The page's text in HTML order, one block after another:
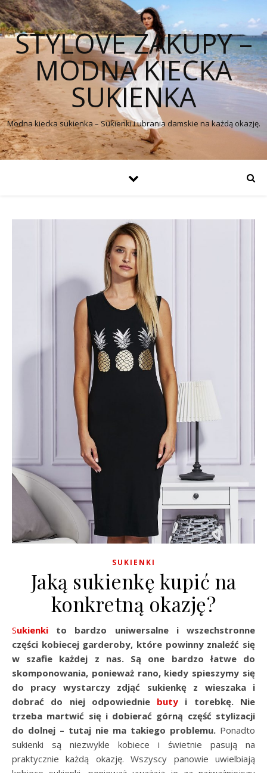
STYLOVE ZAKUPY –
MODNA KIECKA
SUKIENKA
Modna kiecka sukienka – Sukienki i ubrania damskie na każdą okazję.
SUKIENKI
Jaką sukienkę kupić na
konkretną okazję?
Sukienki to bardzo uniwersalne i wszechstronne
części kobiecej garderoby, które powinny znaleźć się
w szafie każdej z nas. Są one bardzo łatwe do
skomponowania, ponieważ rano, kiedy spieszymy się
do pracy wystarczy zdjąć sukienkę z wieszaka i
dobrać do niej odpowiednie buty i torebkę. Nie
trzeba martwić się i dobierać górną część stylizacji
do dolnej – tutaj nie ma takiego problemu. Ponadto
sukienki są niezwykle kobiece i świetnie pasują na
praktycznie każdą okazję. Wszyscy panowie uwielbiają